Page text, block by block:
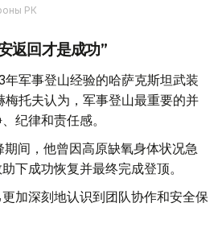
РК
返回才是成功”
军事登山经验的哈萨克斯坦武装
梅托夫认为，军事登山最重要的并
纪律和责任感。
间，他曾因高原缺氧身体状况急
下成功恢复并最终完成登顶。
加深刻地认识到团队协作和安全保